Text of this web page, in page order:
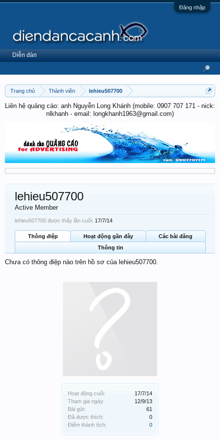
Đăng nhập
Trang chủ Thành viên lehieu507700
Liên hệ quảng cáo: anh Nguyễn Long Khánh (mobile: 0907 707 171 - nick:
nlkhanh - email: longkhanh1963@gmail.com)
Hoạt động cuối:
17/7/14
Tham gia ngày:
12/9/13
Bài gửi:
61
Đã được thích:
0
Điểm thành tích:
0
lehieu507700
Active Member
lehieu507700 được thấy lần cuối: 17/7/14
Thông điệp Hoạt động gần đây
Các bài đăng
Thông tin
Chưa có thông điệp nào trên hồ sơ của lehieu507700.
Diễn đàn